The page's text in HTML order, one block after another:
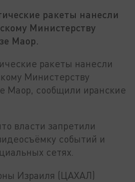
ракеты нанесли
Министерству
Маор.
ракеты нанесли
Министерству
Маор, сообщили иранские
власти запретили
событий и
сетях.
Израиля (ЦАХАЛ)